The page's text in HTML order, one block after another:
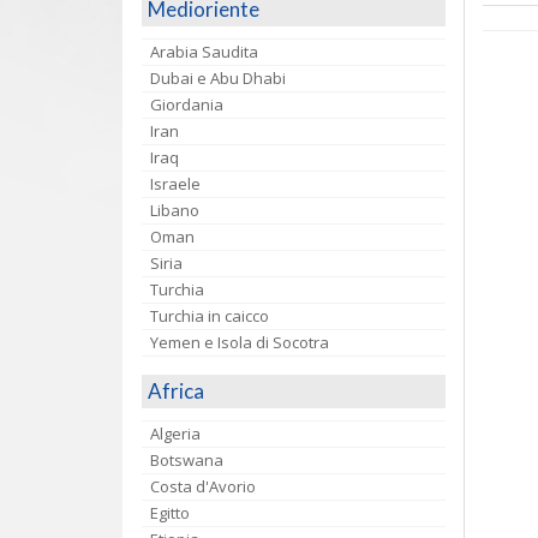
Medioriente
Arabia Saudita
Dubai e Abu Dhabi
Giordania
Iran
Iraq
Israele
Libano
Oman
Siria
Turchia
Turchia in caicco
Yemen e Isola di Socotra
Africa
Algeria
Botswana
Costa d'Avorio
Egitto